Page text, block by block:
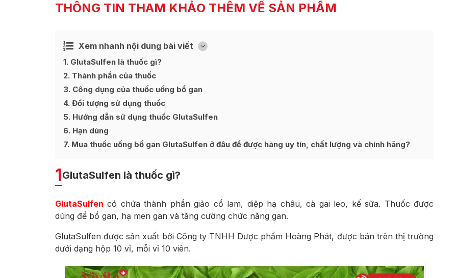
THÔNG TIN THAM KHẢO THÊM VỀ SẢN PHẨM
Xem nhanh nội dung bài viết [
Ẩn
1 GlutaSulfen là thuốc gì?
2 Thành phần của thuốc
3 Công dụng của thuốc uống bổ gan
4 Đối tượng sử dụng thuốc
5 Hướng dẫn sử dụng thuốc GlutaSulfen
6 Hạn dùng
7 Mua thuốc uống bổ gan GlutaSulfen ở đâu để được hàng uy tín, chất lượng và chính hãng?
1GlutaSulfen là thuốc gì?
GlutaSulfen có chứa thành phần giảo cổ lam, diệp hạ châu, cà gai leo, kế sữa. Thuốc được
dùng để bổ gan, hạ men gan và tăng cường chức năng gan.
GlutaSulfen được sản xuất bởi Công ty TNHH Dược phẩm Hoàng Phát, được bán trên thị trường
dưới dạng hộp 10 vỉ, mỗi vỉ 10 viên.